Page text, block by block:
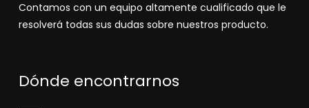
Contamos con un equipo altamente cualificado que le
resolverá todas sus dudas sobre nuestros producto.
Dónde encontrarnos